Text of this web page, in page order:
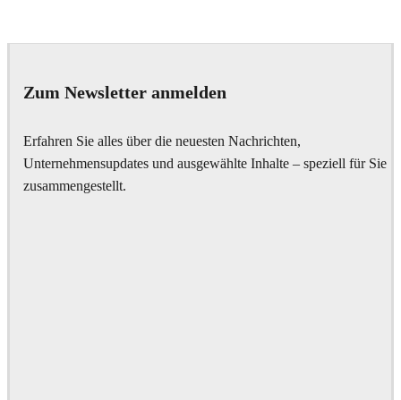
Zum Newsletter anmelden
Erfahren Sie alles über die neuesten Nachrichten,
Unternehmensupdates und ausgewählte Inhalte – speziell für Sie
zusammengestellt.